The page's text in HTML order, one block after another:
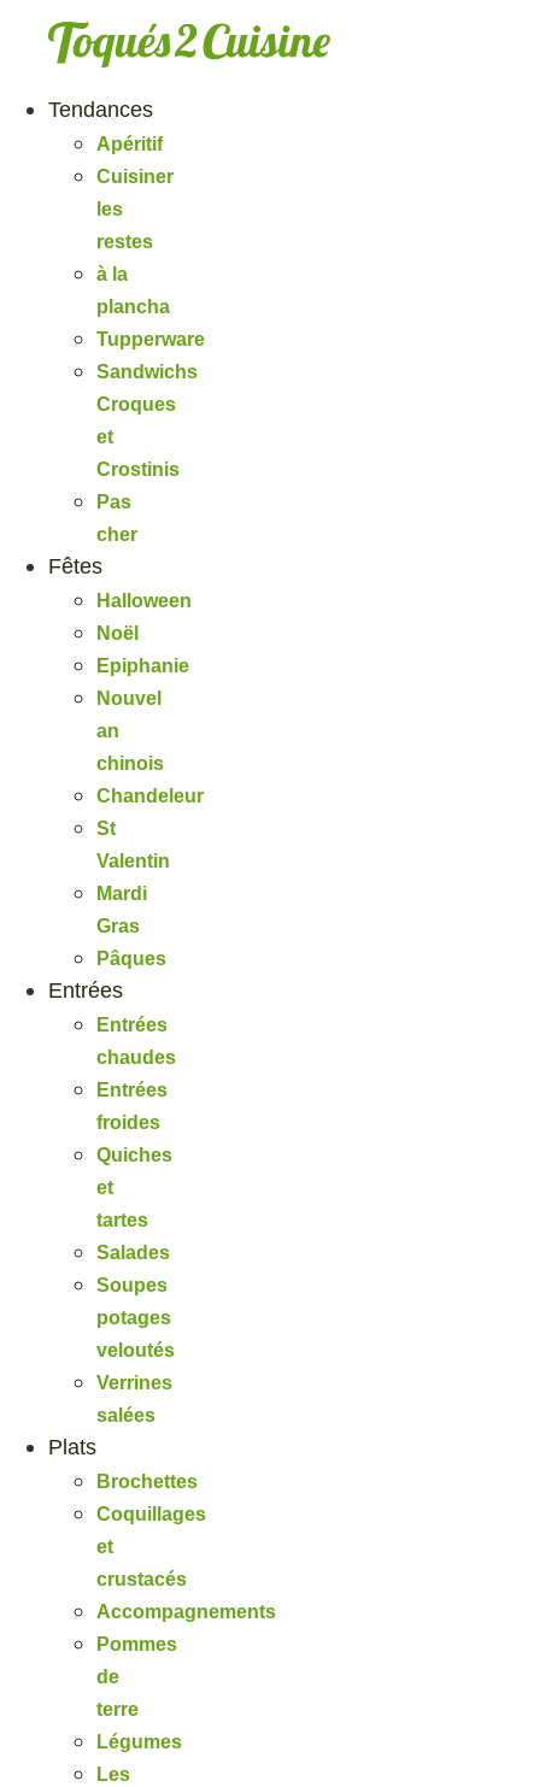
Tendances
Apéritif
Cuisiner
les
restes
à la
plancha
Tupperware
Sandwichs
Croques
et
Crostinis
Pas
cher
Fêtes
Halloween
Noël
Epiphanie
Nouvel
an
chinois
Chandeleur
St
Valentin
Mardi
Gras
Pâques
Entrées
Entrées
chaudes
Entrées
froides
Quiches
et
tartes
Salades
Soupes
potages
veloutés
Verrines
salées
Plats
Brochettes
Coquillages
et
crustacés
Accompagnements
Pommes
de
terre
Légumes
Les